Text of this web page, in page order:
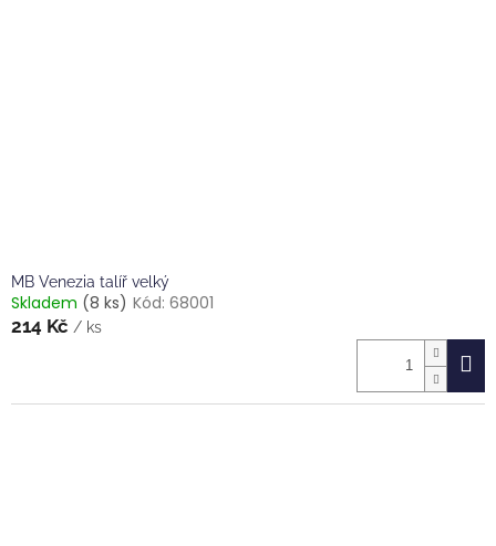
MB Venezia talíř velký
Skladem (8 ks) Kód: 68001
214 Kč / ks